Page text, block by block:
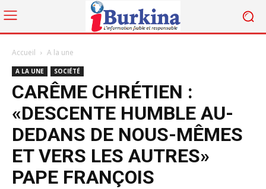
Accueil A la une
A LA UNE SOCIÉTÉ
CARÊME CHRÉTIEN :
«DESCENTE HUMBLE AU-
DEDANS DE NOUS-MÊMES
ET VERS LES AUTRES»
PAPE FRANÇOIS